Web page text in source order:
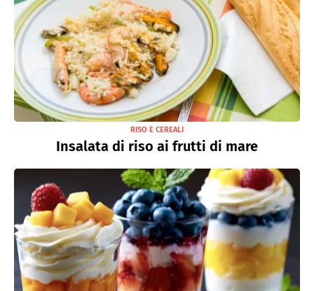
RISO E CEREALI
Insalata di riso ai frutti di mare